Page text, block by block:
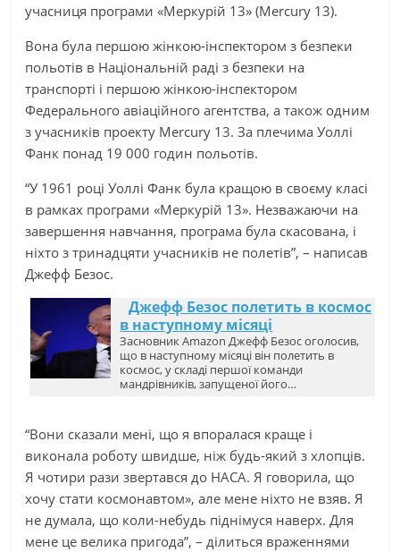
учасниця програми «Меркурій 13» (Mercury 13).
Вона була першою жінкою-інспектором з безпеки
польотів в Національній раді з безпеки на
транспорті і першою жінкою-інспектором
Федерального авіаційного агентства, а також одним
з учасників проекту Mercury 13. За плечима Уоллі
Фанк понад 19 000 годин польотів.
“У 1961 році Уоллі Фанк була кращою в своєму класі
в рамках програми «Меркурій 13». Незважаючи на
завершення навчання, програма була скасована, і
ніхто з тринадцяти учасників не полетів”, – написав
Джефф Безос.
Джефф Безос полетить в космос
в наступному місяці
Засновник Amazon Джефф Безос оголосив,
що в наступному місяці він полетить в
космос, у складі першої команди
мандрівників, запущеної його…
“Вони сказали мені, що я впоралася краще і
виконала роботу швидше, ніж будь-який з хлопців.
Я чотири рази звертався до НАСА. Я говорила, що
хочу стати космонавтом», але мене ніхто не взяв. Я
не думала, що коли-небудь піднімуся наверх. Для
мене це велика пригода”, – ділиться враженнями